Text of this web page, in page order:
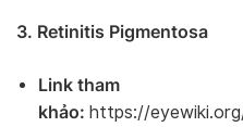
3. Retinitis Pigmentosa
Link tham
khảo: https://